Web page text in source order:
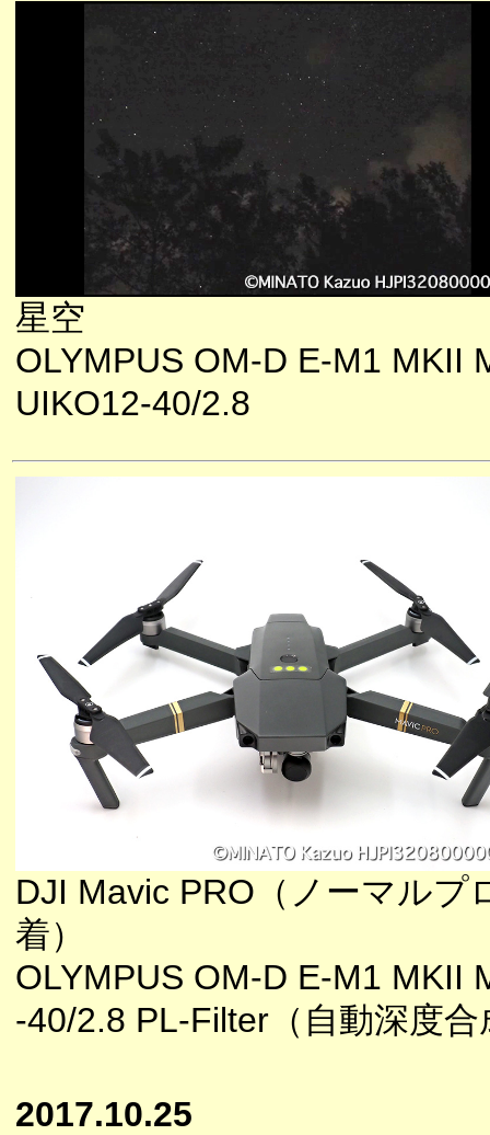
星空
OLYMPUS OM-D E-M1 MKII
UIKO12-40/2.8
DJI Mavic PRO（ノーマルプ
着）
OLYMPUS OM-D E-M1 MKII
-40/2.8 PL-Filter（自動深度合
2017.10.25